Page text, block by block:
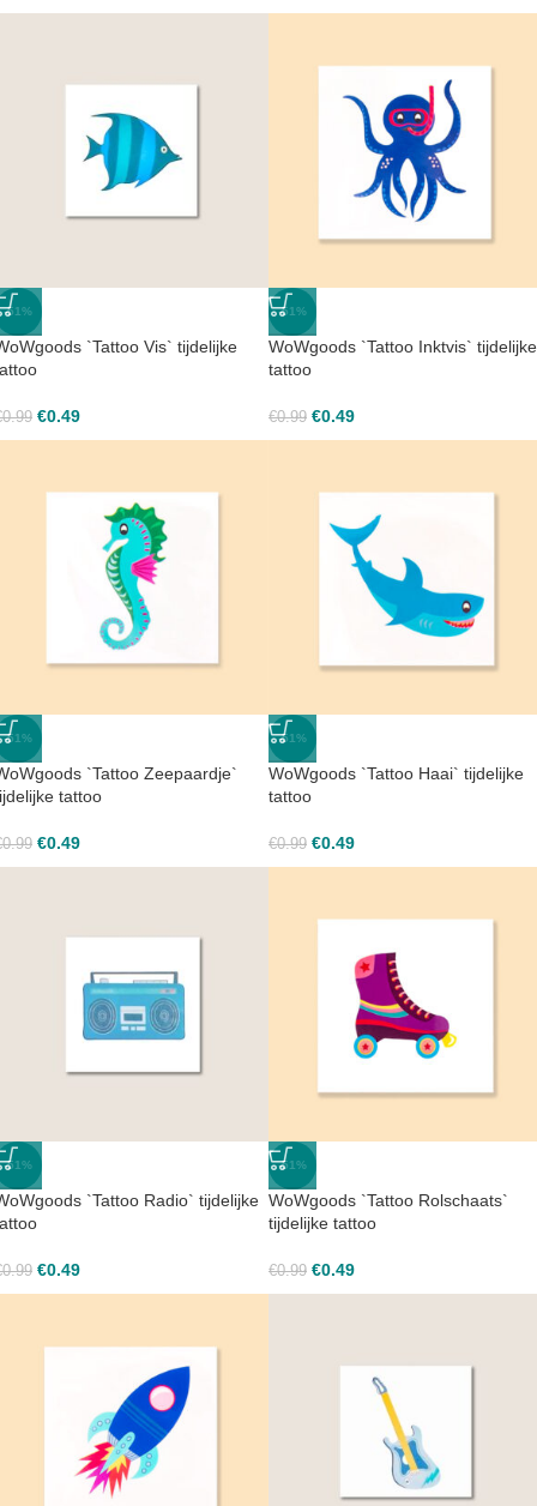
-51%
`Tattoo Vis` tijdelijke
0.99 €0.49
-51%
WoWgoods `Tattoo Inktvis` tijdelijke
tattoo
€0.99 €0.49
-51%
`Tattoo Zeepaardje`
tattoo
0.99 €0.49
-51%
WoWgoods `Tattoo Haai` tijdelijke
tattoo
€0.99 €0.49
-51%
`Tattoo Radio` tijdelijke
0.99 €0.49
-51%
WoWgoods `Tattoo Rolschaats`
tijdelijke tattoo
€0.99 €0.49